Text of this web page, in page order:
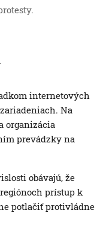
internetových
Na
organizácia
prevádzky na
obávajú, že
prístup k
potlačiť protivládne